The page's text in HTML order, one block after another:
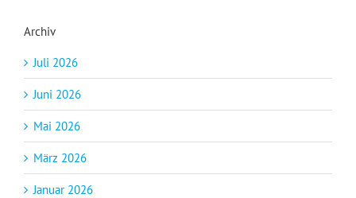
Archiv
Juli 2026
Juni 2026
Mai 2026
März 2026
Januar 2026